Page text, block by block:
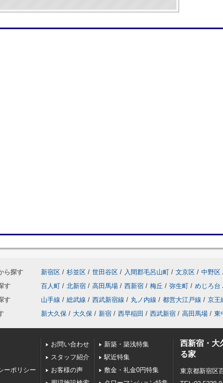
ら探す 新宿区 / 杉並区 / 世田谷区 / 入間郡毛呂山町 / 文京区 / 中野区
す
百人町 / 北新宿 / 高田馬場 / 西新宿 / 梅丘 / 弥生町 / めじろ台
す
山手線 / 総武線 / 西武新宿線 / 丸ノ内線 / 都営大江戸線 / 京王
新大久保 / 大久保 / 新宿 / 西早稲田 / 西武新宿 / 高田馬場 / 東
ーポリシー
お問い合わせ
スタッフ紹介
お客様の声
新築・築浅特集
駅近特集
敷金・礼金0円特集
西新宿・大
る家
東京都新宿区